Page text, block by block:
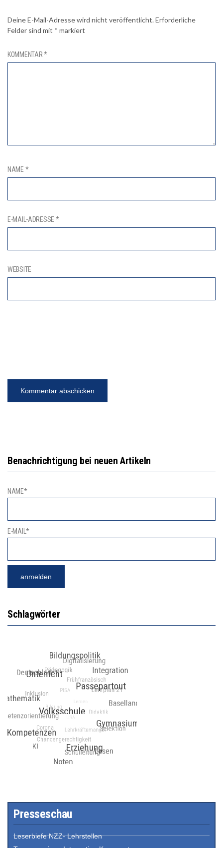
Deine E-Mail-Adresse wird nicht veröffentlicht.Erforderliche
Felder sind mit * markiert
KOMMENTAR*
NAME *
E-MAIL-ADRESSE *
WEBSITE
Benachrichtigung bei neuen Artikeln
NAME*
E-MAIL*
Schlagwörter
Presseschau
Leserbiefe NZZ- Lehrstellen